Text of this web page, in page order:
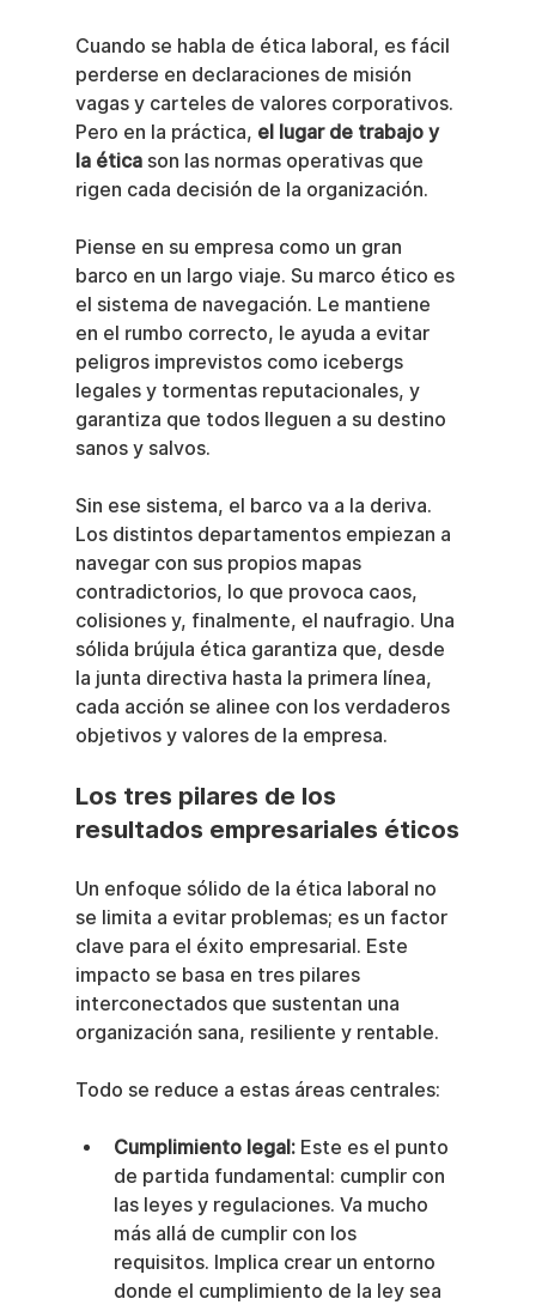
Cuando se habla de ética laboral, es fácil
perderse en declaraciones de misión
vagas y carteles de valores corporativos.
Pero en la práctica, el lugar de trabajo y
la ética son las normas operativas que
rigen cada decisión de la organización.
Piense en su empresa como un gran
barco en un largo viaje. Su marco ético es
el sistema de navegación. Le mantiene
en el rumbo correcto, le ayuda a evitar
peligros imprevistos como icebergs
legales y tormentas reputacionales, y
garantiza que todos lleguen a su destino
sanos y salvos.
Sin ese sistema, el barco va a la deriva.
Los distintos departamentos empiezan a
navegar con sus propios mapas
contradictorios, lo que provoca caos,
colisiones y, finalmente, el naufragio. Una
sólida brújula ética garantiza que, desde
la junta directiva hasta la primera línea,
cada acción se alinee con los verdaderos
objetivos y valores de la empresa.
Los tres pilares de los
resultados empresariales éticos
Un enfoque sólido de la ética laboral no
se limita a evitar problemas; es un factor
clave para el éxito empresarial. Este
impacto se basa en tres pilares
interconectados que sustentan una
organización sana, resiliente y rentable.
Todo se reduce a estas áreas centrales:
Cumplimiento legal: Este es el punto
de partida fundamental: cumplir con
las leyes y regulaciones. Va mucho
más allá de cumplir con los
requisitos. Implica crear un entorno
donde el cumplimiento de la ley sea